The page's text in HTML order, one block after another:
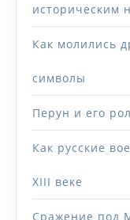
историческим
Как молились
символы
Перун и его
Как русские
XIII веке
Сражение под